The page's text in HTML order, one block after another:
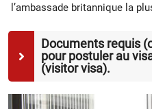
l’ambassade britannique la
Documents requis
pour postuler au
(visitor visa).